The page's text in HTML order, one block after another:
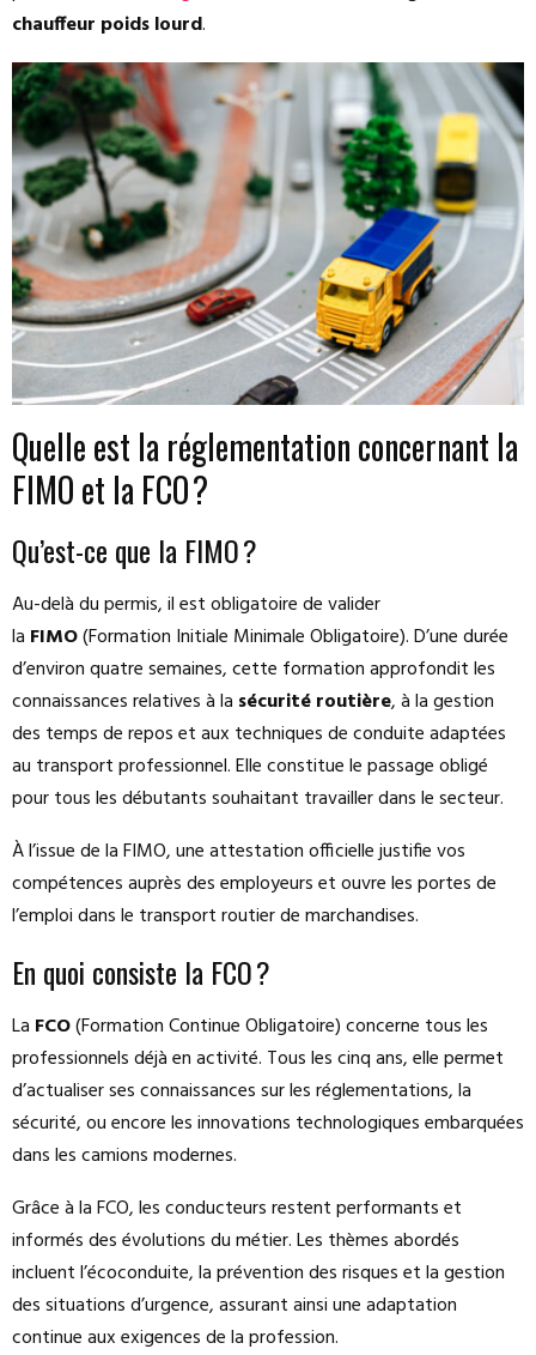
chauffeur poids lourd.
Quelle est la réglementation concernant la
FIMO et la FCO ?
Qu’est-ce que la FIMO ?
Au-delà du permis, il est obligatoire de valider
la FIMO(Formation Initiale Minimale Obligatoire). D’une durée
d’environ quatre semaines, cette formation approfondit les
connaissances relatives à la sécurité routière, à la gestion
des temps de repos et aux techniques de conduite adaptées
au transport professionnel. Elle constitue le passage obligé
pour tous les débutants souhaitant travailler dans le secteur.
À l’issue de la FIMO, une attestation officielle justifie vos
compétences auprès des employeurs et ouvre les portes de
l’emploi dans le transport routier de marchandises.
En quoi consiste la FCO ?
La FCO(Formation Continue Obligatoire) concerne tous les
professionnels déjà en activité. Tous les cinq ans, elle permet
d’actualiser ses connaissances sur les réglementations, la
sécurité, ou encore les innovations technologiques embarquées
dans les camions modernes.
Grâce à la FCO, les conducteurs restent performants et
informés des évolutions du métier. Les thèmes abordés
incluent l’écoconduite, la prévention des risques et la gestion
des situations d’urgence, assurant ainsi une adaptation
continue aux exigences de la profession.